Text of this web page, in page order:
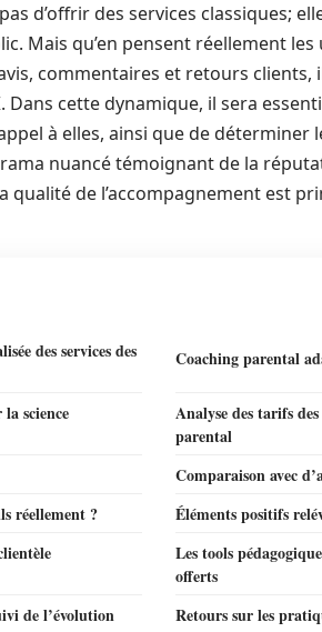
d’offrir des services classiques;
Mais qu’en pensent réellement
commentaires et retours clients,
. Dans cette dynamique, il sera
à elles, ainsi que de déterminer
nuancé témoignant de la
qualité de l’accompagnement est
des services des
Coaching parental
science
Analyse des tarifs
parental
Comparaison avec
réellement ?
Éléments positifs
Les tools
offerts
de l’évolution
Retours sur les